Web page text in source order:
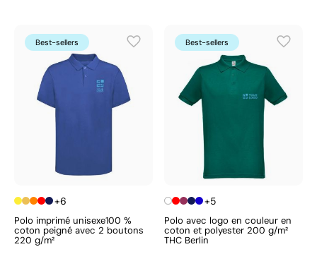
Best-sellers
+6
Polo imprimé unisexe100 %
coton peigné avec 2 boutons
220 g/m²
Best-sellers
+5
Polo avec logo en couleur en
coton et polyester 200 g/m²
THC Berlin